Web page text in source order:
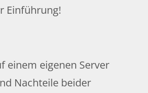
Einführung!
einem eigenen Server
Nachteile beider